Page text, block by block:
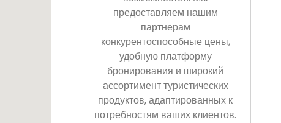
предоставляем нашим
партнерам
конкурентоспособные цены,
удобную платформу
бронирования и широкий
ассортимент туристических
продуктов, адаптированных к
потребностям ваших клиентов.